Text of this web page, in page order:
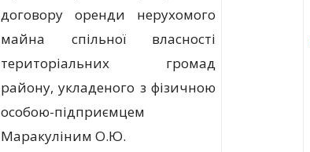
договору оренди нерухомого
майна спільної власності
територіальних громад
району, укладеного з фізичною
особою-підприємцем
Маракуліним О.Ю.